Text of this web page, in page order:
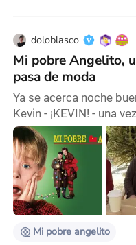
doloblasco
Mi pobre Angelito,
pasa de moda
Ya se acerca noche
Kevin - ¡KEVIN! - una
en su casa…o solo en
la Navidad está a la
pasitos no más de
dulce. Pero antes nos
pantalla para disfrutar
clásicos de la
Mi pobre angelito